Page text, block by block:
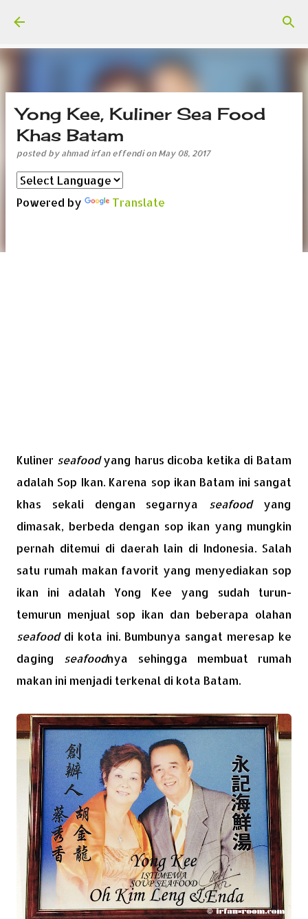
Yong Kee, Kuliner Sea Food
Khas Batam
posted by ahmad irfan effendi on May 08, 2017
Powered by Translate
Kuliner seafoodyang harus dicoba ketika di Batam
adalah Sop Ikan. Karena sop ikan Batam ini sangat
khas sekali dengan segarnya seafoodyang
dimasak, berbeda dengan sop ikan yang mungkin
pernah ditemui di daerah lain di Indonesia. Salah
satu rumah makan favorit yang menyediakan sop
ikan ini adalah Yong Kee yang sudah turun-
temurun menjual sop ikan dan beberapa olahan
seafooddi kota ini. Bumbunya sangat meresap ke
daging seafoodnya sehingga membuat rumah
makan ini menjadi terkenal di kota Batam.